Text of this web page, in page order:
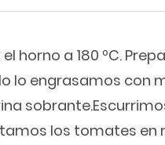
horno a 180 ºC.
lo engrasamos con
los tomates en